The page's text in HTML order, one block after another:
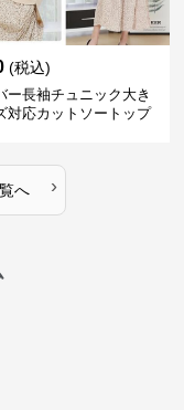
(税込)
ー長袖チュニック大き
対応カットソートップ
へ ›